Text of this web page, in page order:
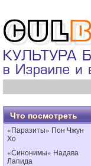
Что посмотреть
«Паразиты» Пон Чжун
Хо
«Синонимы» Надава
Лапида